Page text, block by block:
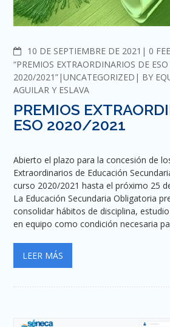
10 DE SEPTIEMBRE DE 2021
0
“PREMIOS EXTRAORDINARIOS DE ESO
2020/2021” UNCATEGORIZED BY
AGUILAR Y ESLAVA
PREMIOS
ESO 2020/2021
Abierto el plazo para la concesión de
Extraordinarios de Educación
curso 2020/2021 hasta el próximo 25
La Educación Secundaria Obligatoria
consolidar hábitos de disciplina,
en equipo como condición necesaria
LEER MÁS